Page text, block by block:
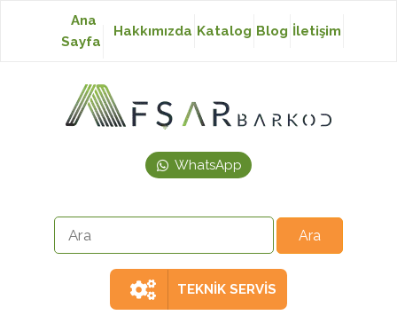
Baskısız Etiket
Japon Akmaz Yıkama
Ana
Sayfa
Hakkımızda Katalog Blog İletişim
WhatsApp
TEKNİK SERVİS